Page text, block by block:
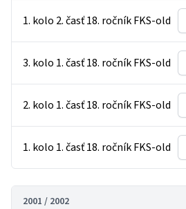
1. kolo 2. časť 18. ročník FKS-old
3. kolo 1. časť 18. ročník FKS-old
2. kolo 1. časť 18. ročník FKS-old
1. kolo 1. časť 18. ročník FKS-old
2001 / 2002